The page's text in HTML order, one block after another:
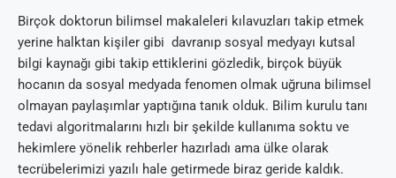
Birçok doktorun bilimsel makaleleri kılavuzları takip etmek
yerine halktan kişiler gibi davranıp sosyal medyayı kutsal
bilgi kaynağı gibi takip ettiklerini gözledik, birçok büyük
hocanın da sosyal medyada fenomen olmak uğruna bilimsel
olmayan paylaşımlar yaptığına tanık olduk. Bilim kurulu tanı
tedavi algoritmalarını hızlı bir şekilde kullanıma soktu ve
hekimlere yönelik rehberler hazırladı ama ülke olarak
tecrübelerimizi yazılı hale getirmede biraz geride kaldık.